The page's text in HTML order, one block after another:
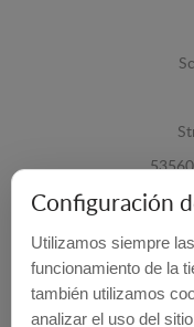
E-mail:
Site:
Configuración
Utilizamos siempre
funcionamiento de la
también utilizamos
analizar el uso del